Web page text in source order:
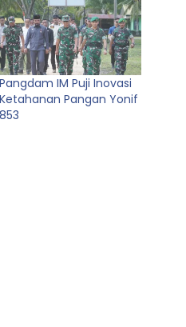
Pangdam IM Puji Inovasi
Ketahanan Pangan Yonif
853